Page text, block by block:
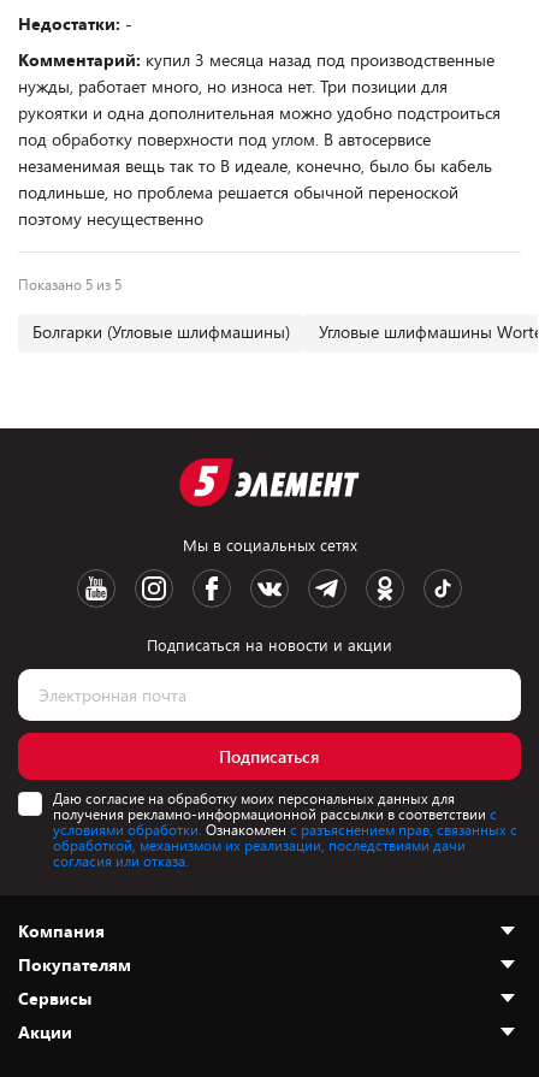
Недостатки: -
Комментарий: купил 3 месяца назад под производственные
нужды, работает много, но износа нет. Три позиции для
рукоятки и одна дополнительная можно удобно подстроиться
под обработку поверхности под углом. В автосервисе
незаменимая вещь так то В идеале, конечно, было бы кабель
подлиньше, но проблема решается обычной переноской
поэтому несущественно
Показано 5 из 5
Болгарки (Угловые шлифмашины) Угловые шлифмашины
Мы в социальных сетях
Подписаться на новости и акции
Подписаться
Даю согласие на обработку моих персональных данных для
получения рекламно-информационной рассылки в соответствии с
условиями обработки. Ознакомлен с разъяснением прав, связанных с
обработкой, механизмом их реализации, последствиями дачи
согласия или отказа.
Компания
О нас
Адреса магазинов
Новости
Покупателям
Как сделать заказ
Оплата и доставка
Сервисы
Акции